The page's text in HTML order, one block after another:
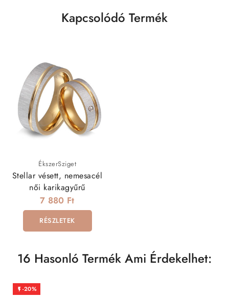
Kapcsolódó Termék
ÉkszerSziget
Stellar vésett, nemesacél
női karikagyűrű
7 880 Ft
RÉSZLETEK
16 Hasonló Termék Ami Érdekelhet:
 -20%